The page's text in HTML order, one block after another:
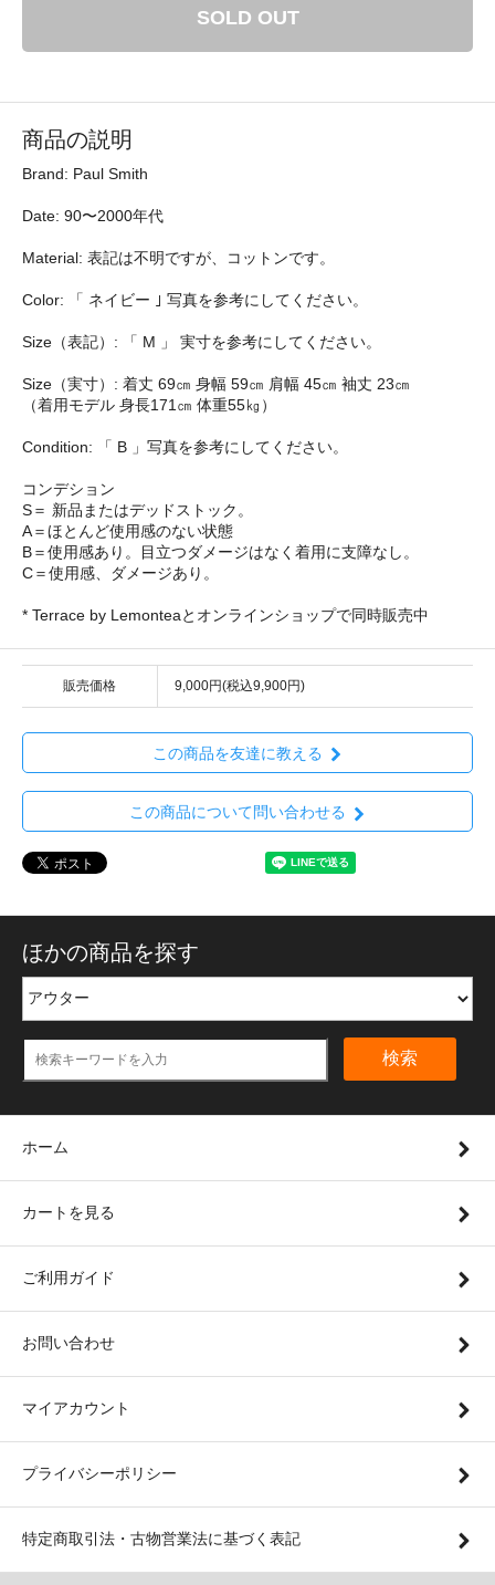
SOLD OUT
商品の説明
Brand: Paul Smith
Date: 90〜2000年代
Material: 表記は不明ですが、コットンです。
Color: 「 ネイビー ｣ 写真を参考にしてください。
Size（表記）: 「 M 」 実寸を参考にしてください。
Size（実寸）: 着丈 69㎝ 身幅 59㎝ 肩幅 45㎝ 袖丈 23㎝
（着用モデル 身長171㎝ 体重55㎏）
Condition: 「 B 」写真を参考にしてください。
コンデション
S＝ 新品またはデッドストック。
A＝ほとんど使用感のない状態
B＝使用感あり。目立つダメージはなく着用に支障なし。
C＝使用感、ダメージあり。
* Terrace by Lemonteaとオンラインショップで同時販売中
販売価格 9,000円(税込9,900円)
この商品を友達に教える
この商品について問い合わせる
ほかの商品を探す
検索
ホーム
カートを見る
ご利用ガイド
お問い合わせ
マイアカウント
プライバシーポリシー
特定商取引法・古物営業法に基づく表記